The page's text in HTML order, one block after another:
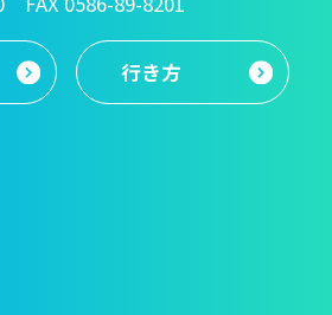
行き方